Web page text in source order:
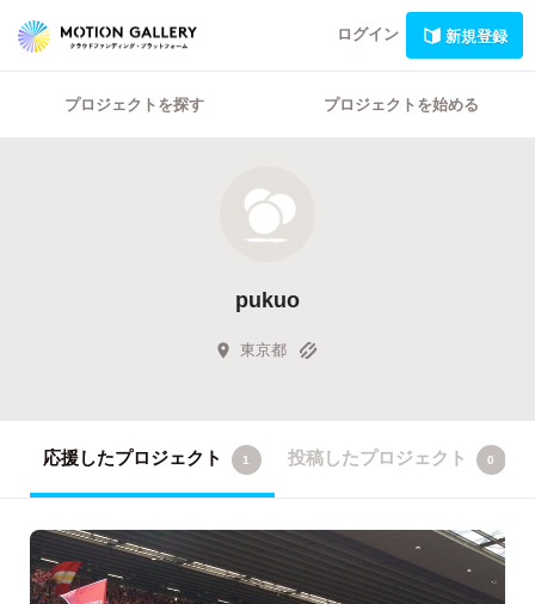
ログイン 新規登録
プロジェクトを探す プロジェクトを始める
pukuo
東京都
応援したプロジェクト 1 投稿したプロジェクト 0